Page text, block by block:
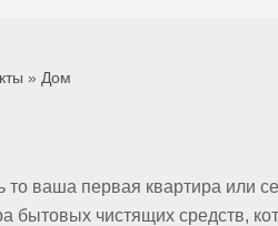
Дом
ваша первая квартира или
бытовых чистящих средств,